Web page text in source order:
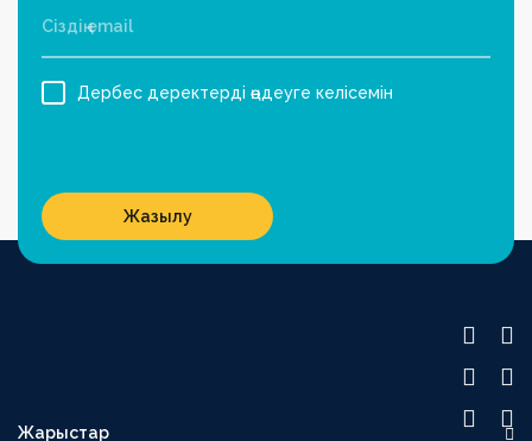
Жарыстар
Дербес деректерді өңдеуге келісемін
Жазылу